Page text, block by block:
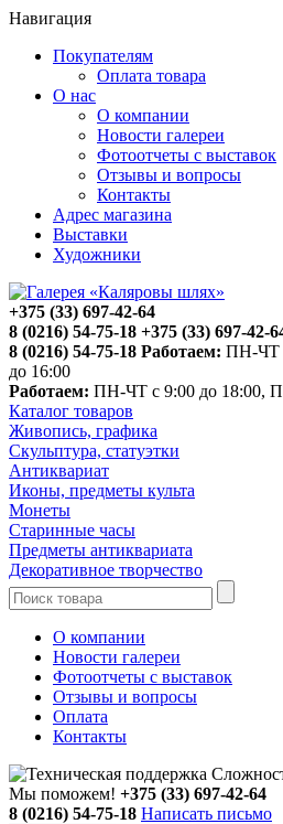
Навигация
Покупателям
Оплата товара
О нас
О компании
Новости галереи
Фотоотчеты с выставок
Отзывы и вопросы
Контакты
Адрес магазина
Выставки
Художники
+375 (33) 697-42-64
8 (0216) 54-75-18 +375 (33) 697-42-
8 (0216) 54-75-18 Работаем: ПН-ЧТ
до 16:00
Работаем: ПН-ЧТ с 9:00 до 18:00,
Каталог товаров
Живопись, графика
Скульптура, статуэтки
Антиквариат
Иконы, предметы культа
Монеты
Старинные часы
Предметы антиквариата
Декоративное творчество
О компании
Новости галереи
Фотоотчеты с выставок
Отзывы и вопросы
Оплата
Контакты
Мы поможем! +375 (33) 697-42-64
8 (0216) 54-75-18 Написать письмо